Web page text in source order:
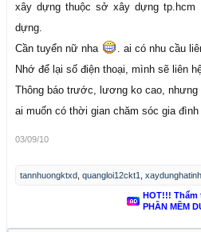
xây dựng thuộc sở xây dựng
dựng.
Cần tuyển nữ nha
. ai có nhu cầu
Nhớ để lại số điện thoại, mình sẽ liên
Thông báo trước, lương ko cao,
ai muốn có thời gian chăm sóc gia
03/09/10
tannhuongktxd quangloi12ckt1
HOT!!!
PHẦN MỀM